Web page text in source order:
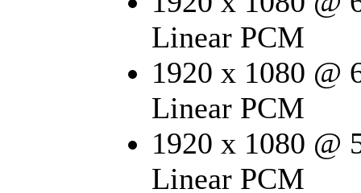
Linear PCM
1920 x 1080 @
Linear PCM
1920 x 1080 @
Linear PCM